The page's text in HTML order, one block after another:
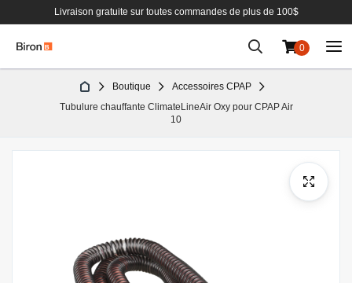
Livraison gratuite sur toutes commandes de plus de 100$
0
Boutique
Accessoires CPAP
Tubulure chauffante ClimateLineAir Oxy pour CPAP Air
10